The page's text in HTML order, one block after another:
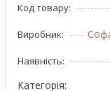
Код товару:
Виробник:
Наявність:
Категорія: